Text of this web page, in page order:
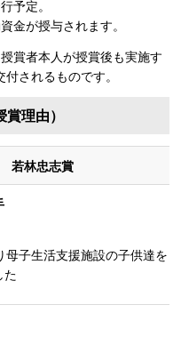
予定。
金が授与されます。
賞者本人が授賞後も実施す
されるものです。
理由）
若林忠志賞
母子生活支援施設の子供達を
た